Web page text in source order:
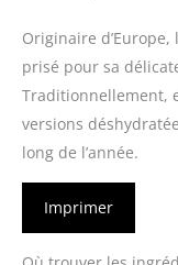
Originaire
prisé pour sa
Traditionnellement,
versions
long de l’année.
Imprimer